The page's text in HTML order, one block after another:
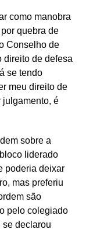
como manobra
quebra de
Conselho de
direito de defesa
se tendo
meu direito de
julgamento, é
sobre a
liderado
poderia deixar
mas preferiu
são
pelo colegiado
se declarou